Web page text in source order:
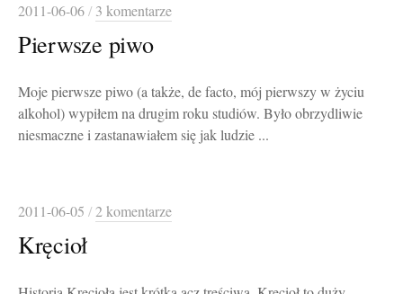
2011-06-06/ 3 komentarze
Pierwsze piwo
Moje pierwsze piwo (a także, de facto, mój pierwszy w życiu
alkohol) wypiłem na drugim roku studiów. Było obrzydliwie
niesmaczne i zastanawiałem się jak ludzie ...
2011-06-05 /2 komentarze
Kręcioł